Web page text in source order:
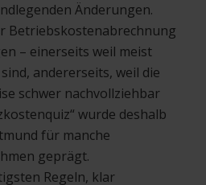
Änderungen.
Betriebskostenabrechnung
– einerseits weil meist
andererseits, weil die
schwer nachvollziehbar
wurde deshalb
für manche
geprägt.
Regeln, klar